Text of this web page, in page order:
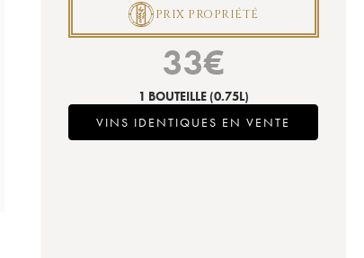
PPRIX PROPRIÉTÉ
33€
1 BOUTEILLE (0.75L)
VINS IDENTIQUES EN VENTE